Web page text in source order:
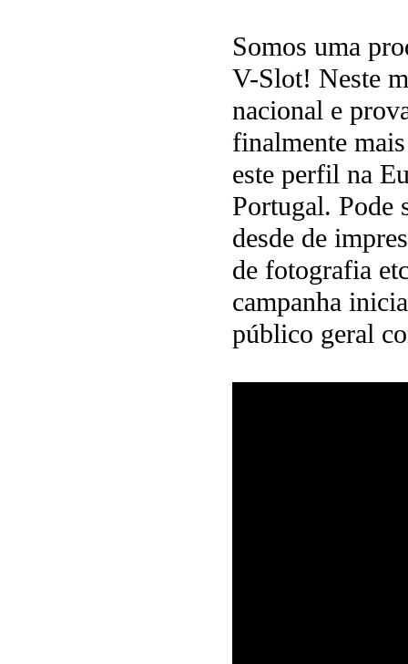
Somos uma
V-Slot! Neste
nacional e
finalmente
este perfil na
Portugal. Pode
desde de
de fotografia
campanha
público geral